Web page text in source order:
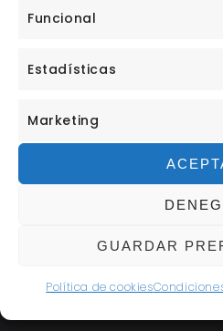
Funcional
Estadísticas
Marketing
GUARDAR
Política de cookies
NOVIEMBRE 2023
NEXT